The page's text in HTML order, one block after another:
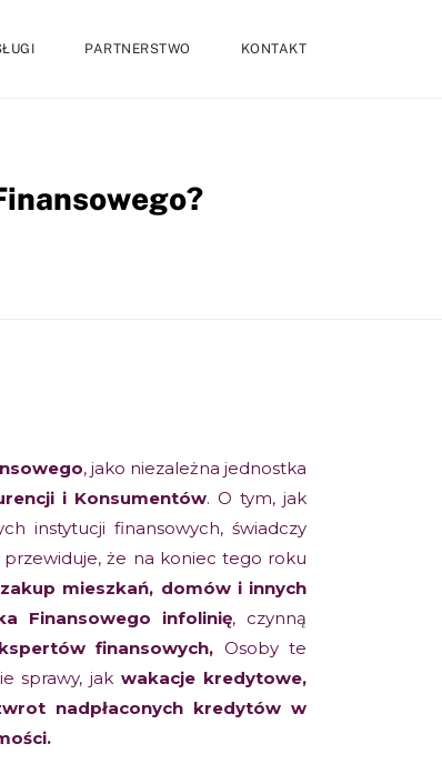
PARTNERSTWO KONTAKT
, jako niezależna jednostka
i Konsumentów. O tym, jak
instytucji finansowych, świadczy
przewiduje, że na koniec tego roku
mieszkań, domów i innych
Finansowego infolinię, czynną
finansowych, Osoby te
sprawy, jakwakacje kredytowe,
nadpłaconych kredytów w